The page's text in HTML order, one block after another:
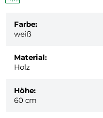
Farbe:
weiß
Material:
Holz
Höhe:
60 cm